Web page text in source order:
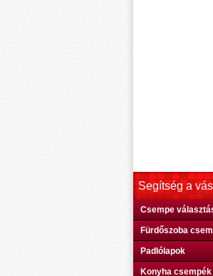
Segítség a
Csempe
Fürdőszoba
Padlólapok
Konyha csempék